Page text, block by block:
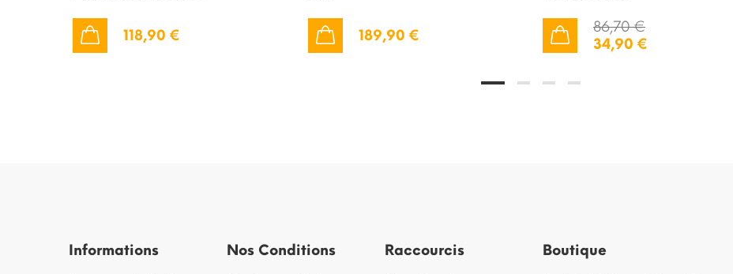
118,90 € 189,90 €
86,70 €
34,90 €
Informations Nos Conditions Raccourcis Boutique